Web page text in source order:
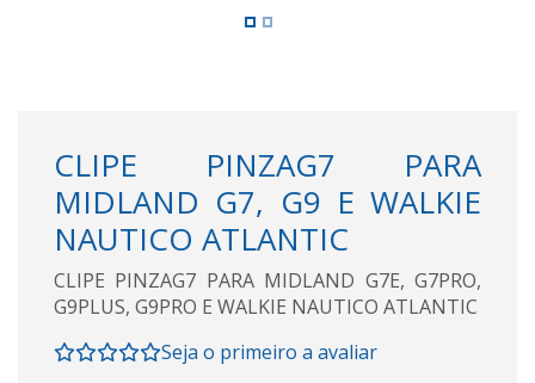
CLIPE PINZAG7 PARA
MIDLAND G7, G9 E WALKIE
NAUTICO ATLANTIC
CLIPE PINZAG7 PARA MIDLAND G7E, G7PRO,
G9PLUS, G9PRO E WALKIE NAUTICO ATLANTIC
Seja o primeiro a avaliar